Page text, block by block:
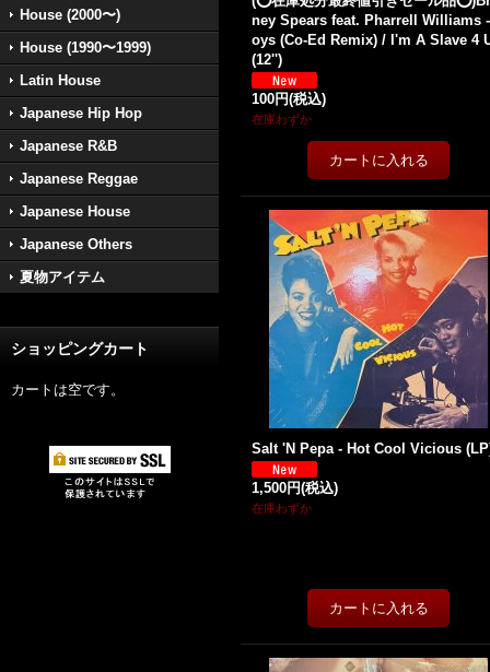
House (2000〜)
House (1990〜1999)
Latin House
Japanese Hip Hop
Japanese R&B
Japanese Reggae
Japanese House
Japanese Others
夏物アイテム
ショッピングカート
カートは空です。
ney Spears feat. Pharrell Williams
oys (Co-Ed Remix) / I'm A Slave 4
(12'')
100円(税込)
在庫わずか
Salt 'N Pepa - Hot Cool Vicious
1,500円(税込)
在庫わずか